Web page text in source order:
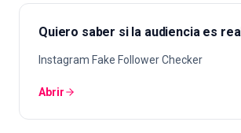
Quiero saber si la audiencia es
Instagram Fake Follower Checker
Abrir